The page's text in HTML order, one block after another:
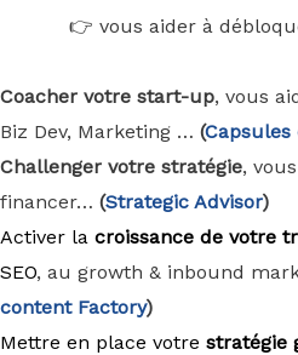
👉 vous aider à
Coacher votre start-up, vous
Biz Dev, Marketing … (Capsules
Challenger votre stratégie,
financer… (Strategic Advisor)
Activer la croissance de votre
SEO, au growth & inbound
content Factory)
Mettre en place votre stratégie